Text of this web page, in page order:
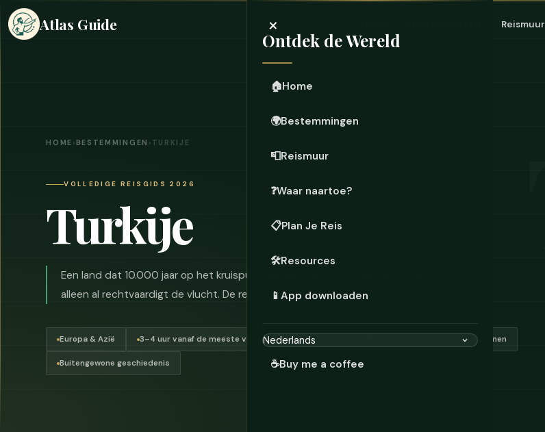
Atlas Guide Reismuur
×
Ontdek de Wereld
🏠Home
🌍Bestemmingen
📮Reismuur
❓Waar naartoe?
📋Plan Je Reis
🛠️Resources
📱 App downloaden
☕Buy me a coffee
HOME ›BESTEMMINGEN › TURKIJE
VOLLEDIGE REISGIDS 2026
Turkije
Een land dat 10.000 jaar op het kruispunt van alles heeft doorgebracht. Het eten
alleen al rechtvaardigt de vlucht. De rest is een bonus die blijft ophopen.
Europa & Azië 3–4 uur vanaf de meeste van Europa Turkse Lira (TRY) 4 verschillende seizoenen
Buitengewone geschiedenis